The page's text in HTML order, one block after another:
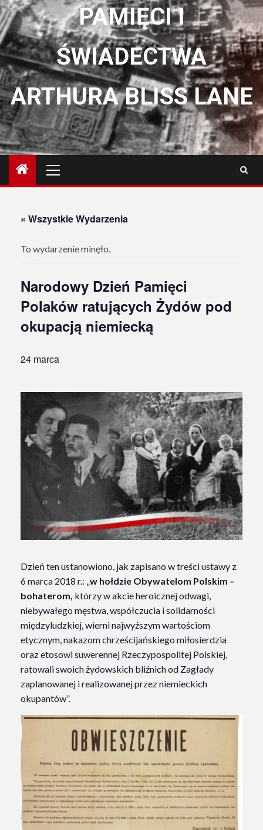
PAMIĘCI I
ŚWIADECTWA
ARTHURA BLISS LANE
główne
« Wszystkie Wydarzenia
To wydarzenie minęło.
Narodowy Dzień Pamięci
Polaków ratujących Żydów pod
okupacją niemiecką
24 marca
Dzień ten ustanowiono, jak zapisano w treści ustawy z
6 marca 2018 r.: „w hołdzie Obywatelom Polskim –
bohaterom, którzy w akcie heroicznej odwagi,
niebywałego męstwa, współczucia i solidarności
międzyludzkiej, wierni najwyższym wartościom
etycznym, nakazom chrześcijańskiego miłosierdzia
oraz etosowi suwerennej Rzeczypospolitej Polskiej,
ratowali swoich żydowskich bliźnich od Zagłady
zaplanowanej i realizowanej przez niemieckich
okupantów”.